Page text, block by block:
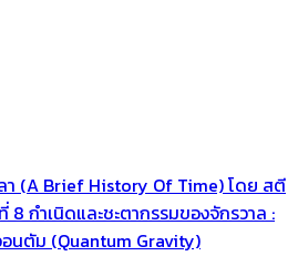
า (A Brief History Of Time) โดย สตี
กำเนิดและชะตากรรมของจักรวาล :
นตัม (Quantum Gravity)